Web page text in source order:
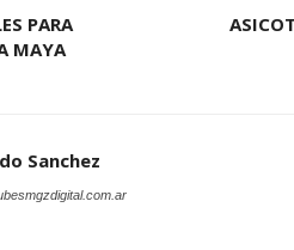
PARA
MAYA
Sanchez